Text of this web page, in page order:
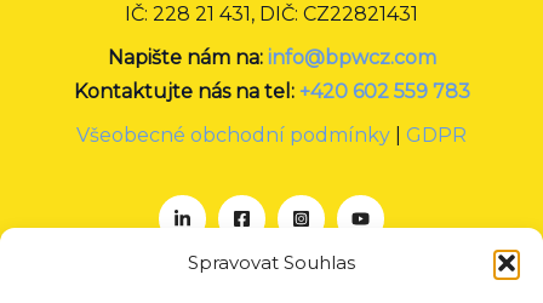
Spravovat Souhlas
IČ: 228 21 431, DIČ: CZ22821431
Napište nám na: info@bpwcz.com
Kontaktujte nás na tel: +420 602 559 783
Všeobecné obchodní podmínky
GDPR